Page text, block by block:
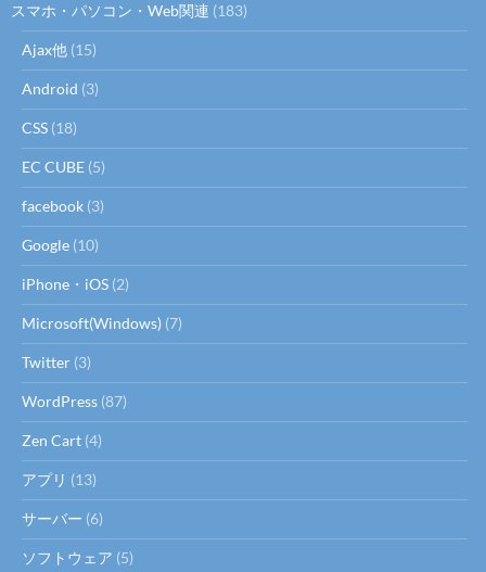
スマホ・パソコン・Web関連 (183)
Ajax他 (15)
Android (3)
CSS (18)
EC CUBE (5)
facebook (3)
Google (10)
iPhone・iOS (2)
Microsoft(Windows) (7)
Twitter (3)
WordPress (87)
Zen Cart (4)
アプリ (13)
サーバー (6)
ソフトウェア (5)